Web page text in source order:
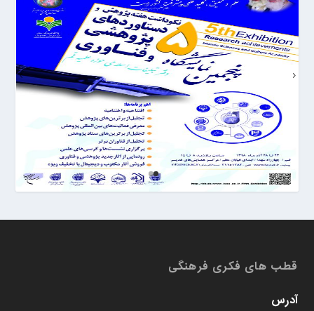
قطب های فکری فرهنگی
آدرس